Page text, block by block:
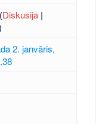
(Diskusija|
2. janvāris,